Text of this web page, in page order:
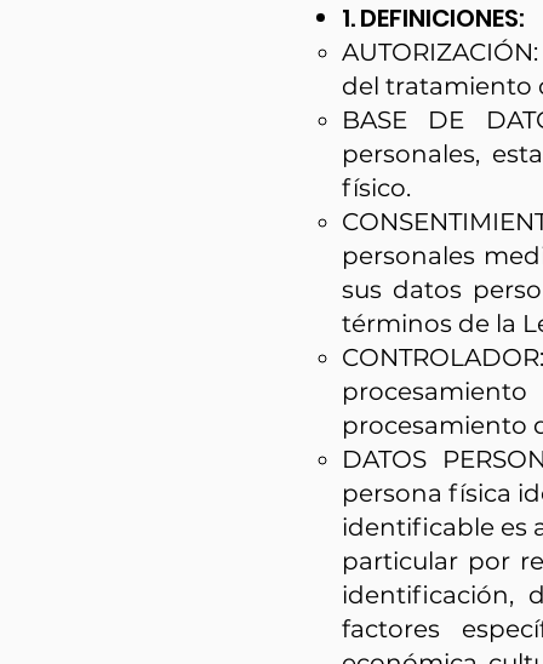
1. DEFINICIONES:
del tratamiento
BASE DE
personales,
físico.
personales
sus datos
términos de la
procesamiento
DATOS
persona física
identificable es
particular por
identificación,
factores